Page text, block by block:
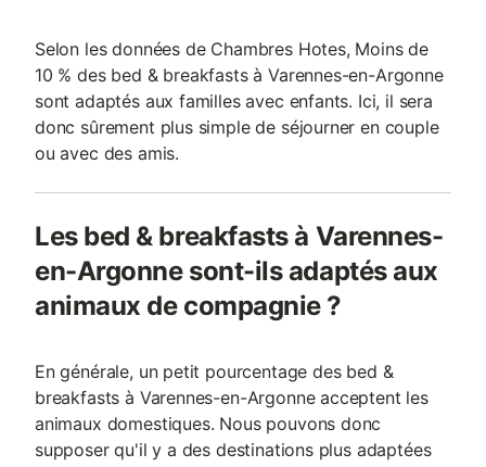
Selon les données de Chambres Hotes, Moins de
10 % des bed & breakfasts à Varennes-en-Argonne
sont adaptés aux familles avec enfants. Ici, il sera
donc sûrement plus simple de séjourner en couple
ou avec des amis.
Les bed & breakfasts à Varennes-
en-Argonne sont-ils adaptés aux
animaux de compagnie ?
En générale, un petit pourcentage des bed &
breakfasts à Varennes-en-Argonne acceptent les
animaux domestiques. Nous pouvons donc
supposer qu'il y a des destinations plus adaptées